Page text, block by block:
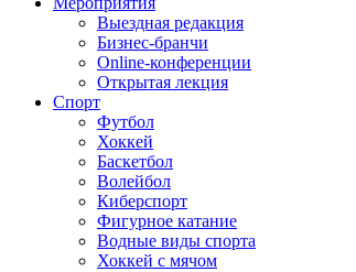
Выездная редакция
Бизнес-бранчи
Online-конференции
Открытая лекция
Спорт
Футбол
Хоккей
Баскетбол
Волейбол
Киберспорт
Фигурное катание
Водные виды спорта
Хоккей с мячом